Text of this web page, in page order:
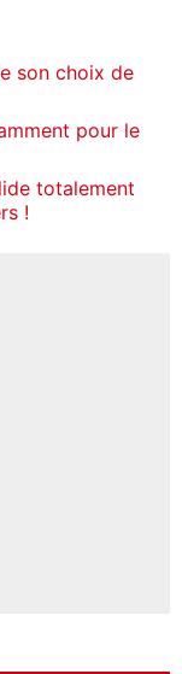
son choix de
pour le
totalement
!